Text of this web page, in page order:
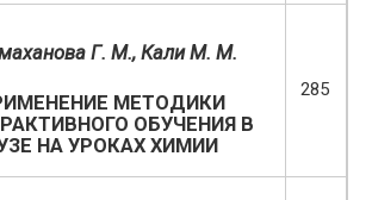
Г. М., Кали М. М.
МЕТОДИКИ
ОБУЧЕНИЯ В
НА УРОКАХ ХИМИИ
285